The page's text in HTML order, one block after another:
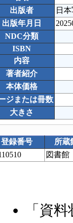
出版者
日
出版年月日
NDC分類
ISBN
内容
著者紹介
本体価格
ジまたは冊数
大きさ
登録番号
所蔵
図書館
「資